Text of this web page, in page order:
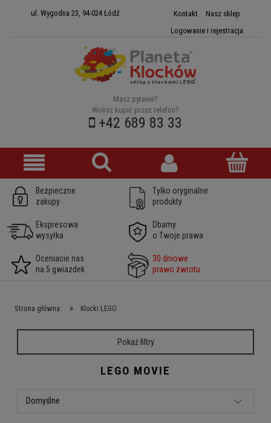
ul. Wygodna 23, 94-024 Łódź Kontakt
Nasz sklep
Logowanie i rejestracja
Masz pytanie?
Wolisz kupić przez telefon?
+42 689 83 33
Bezpieczne
zakupy
Tylko oryginalne
produkty
Ekspresowa
wysyłka
Dbamy
o Twoje prawa
Oceniacie nas
na 5 gwiazdek
30 dniowe
prawo zwrotu
Strona główna: » Klocki LEGO
Pokaż filtry
LEGO MOVIE